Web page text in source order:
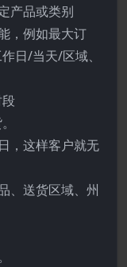
产品或类别
，例如最大订
日/当天/区域、
，这样客户就无
、送货区域、州